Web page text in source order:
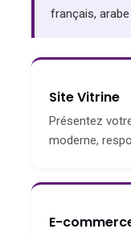
français,
Site Vitrine
Présentez
moderne,
E-